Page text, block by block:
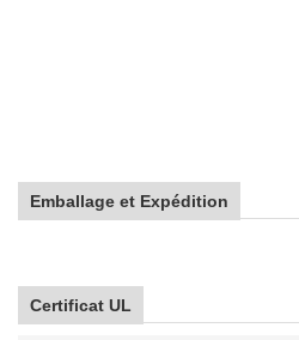
Emballage et Expédition
Certificat UL